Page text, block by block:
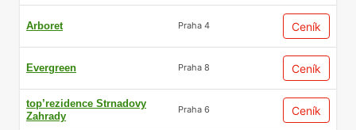
Arboret Praha 4 Ceník
Evergreen Praha 8 Ceník
top’rezidence Strnadovy
Zahrady
Praha 6 Ceník